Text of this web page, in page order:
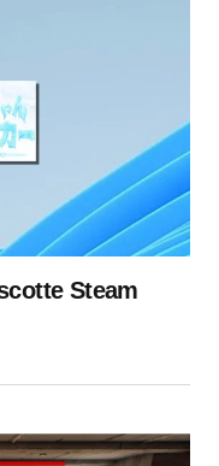
Steam